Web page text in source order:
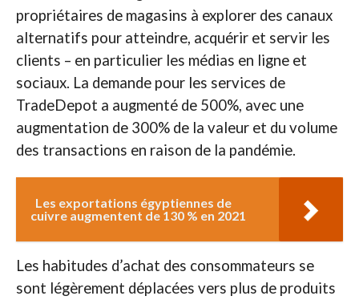
propriétaires de magasins à explorer des canaux
alternatifs pour atteindre, acquérir et servir les
clients – en particulier les médias en ligne et
sociaux. La demande pour les services de
TradeDepot a augmenté de 500%, avec une
augmentation de 300% de la valeur et du volume
des transactions en raison de la pandémie.
Les exportations égyptiennes de
cuivre augmentent de 130 % en 2021
Les habitudes d’achat des consommateurs se
sont légèrement déplacées vers plus de produits